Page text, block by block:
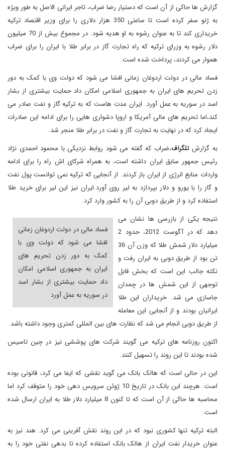
گزارش ها حاکی از آن است که دستیار رضا ضراب، تاجر ایرانی الاصل به طور ویژه
به ژنو سفر کرده است تا ساعتی 350 هزار دلاری را برای وزیر اقتصاد ترکیه
خریداری کند تا به عنوان رشوه به او هدیه شود. در مجموع بیش از 70 میلیون
دلار رشوه به وزرای ترکیه که راه تجارت گاز در برابر طلا با ایران را برای ضراب
هموار می کردند، پرداخت شده است.
فساد مالی در دولت اردوغان زمانی افشا می شود که دولت وی با کمک به دور
زدن تحریم های ایران به جمهوری اسلامی امکان داد حمایت بیشتری از بشار
اسد در سوریه به عمل آورد. ایران مدت هاست که به ترکیه گاز و نفت صادر می
کند،اما تحریم های مالی آمریکا و اروپا دشواری هایی را برای ادامه این صادرات
ایجاد کرد که در نهایت به تجارت گاز و نفت در برابر طلا منجر شد.
به گزارشتلگراف،ضراب که گفته می شود روابط نزدیکی با محمود احمدی نژاد
رئیس جمهور سابق ایران داشته است، به همراه شرکای اش راه را برای ادامه
واردات منابع انرژی از ایران باز کردند. از آنجایی که ترکیه نمی توانست پول نفت
و گاز را با یورو و دلار بپردازد به لیر روی آورد.ایران نیز این لیر برای خرید طلا
استفاده کرد و از طریق دوبی آن را به کشور وارد کرد.
فساد مالی در دولت اردوغان زمانی
افشا می شود که دولت وی با
کمک به دور زدن تحریم های
ایران به جمهوری اسلامی امکان
داد حمایت بیشتری از بشار اسد
در سوریه به عمل آورد
نتیجه یکی از بازرسی ها نشان می
دهد که در آگوست 2012، حدود 2
میلیارد دلار شمش طلا که وزن آن 36
تن بود از طریق دوبی به ایران رفت و
نکته جالب این است که بخش قابل
توجهی از این شمش ها در چمدان
جاسازی می شد. خریداران این طلا
ایرانیان بودند و از آنجایی این معامله
از طریق دوبی انجام می شد که نظارت های بین المللی کمتری وجود داشته باشد.
اکنون روزنامه های ترکیه می گویند شرکت های پوششی نیز در چین تاسیس
شده بودند تا این روند را تسهیل کنند.
این در حالی است که هالک بانک می گوید نقشی که ایفا می کرد، قانونی بوده
است. هرچند این بانک در تاریخ 10 ژوئن سرویس دهی خود را متوقف کرد اما
محاسبه ها حاکی از آن است که تا کنون 8 میلیارد دلار طلا به ایران ارسال شده
است.
البته ترکیه تنها کشوری نبود که در این روند نقش آفرینی می کرد. هند نیز به
عنوان خریدار نفت ایران از هالک بانک استفاده کرده تا بدهی نفتی خود را به